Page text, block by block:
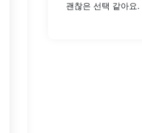
괜찮은 선택 같아요